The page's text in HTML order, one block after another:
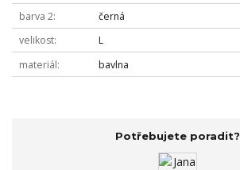
barva 2
černá
velikost
L
materiál
bavlna
Potřebujete poradit?